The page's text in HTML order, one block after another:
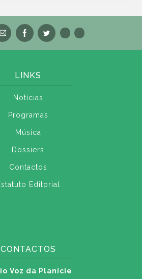
LINKS
Notícias
Programas
Música
Dossiers
Contactos
Editorial
CONTACTOS
Voz da Planície